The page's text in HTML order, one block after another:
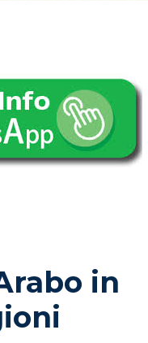
in